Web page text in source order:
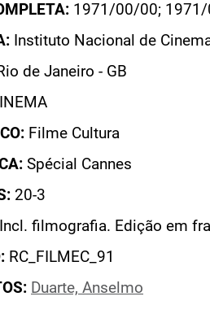
1971/00/00;
Instituto Nacional de
de Janeiro - GB
Filme Cultura
Spécial Cannes
20-3
Incl. filmografia. Edição em
RC_FILMEC_91
Duarte, Anselmo